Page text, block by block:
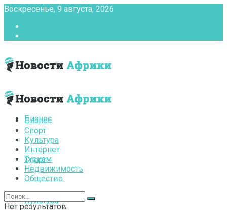
Воскресенье, 9 августа, 2026
Бизнес
Спорт
Культура
Бизнес
Спорт
Культура
Интернет
Туризм
Недвижимость
Общество
Нет результатов